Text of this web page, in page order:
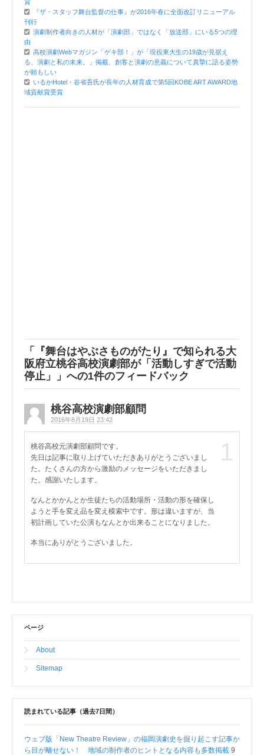
賞
『ザ・スタッフ舞台監督の仕事』が2016年春に全面改訂リニューアル
刊行
演劇制作者向きの人材が「演劇部」ではなく「放送部」にいる5つの理
由
高校演劇Webマガジン「ゲキ部！」が「現役東大生の19歳が見据え
る、演劇と私の未来。」掲載、創客と演劇の意義について真摯に語る姿勢
が頼もしい
いるかHotel・谷省吾氏が長年の人材育成で第5回KOBE ART AWARD地
域貢献賞受賞
「
『舞台はやぶさものがたり』で知られる大
阪府立桃谷高校演劇部が「活動しすぎで活動
停止」
」への1件のフィードバック
桃谷高校演劇部顧問
2016年8月19日 23:42
1
桃谷高校元演劇部顧問です。
先日は記事に取り上げていただきありがとうございまし
た。たくさんの方から激励のメッセージをいただきまし
た。感謝いたします。
なんとかかんとか生徒たちの活動場所・活動の形を確保し
ようと手を変え品を変え模索中です。形は違いますが、当
初計画していた公演もなんとか出来ることになりました。
本当にありがとうございました。
ページ
About
Sitemap
読まれている記事（過去7日間）
ウェブ版「New Theatre Review」の福岡演劇史を掘り起こす記事か
ら目が離せない！ 地域の制作者のヒントとなる内容も多数掲載 9